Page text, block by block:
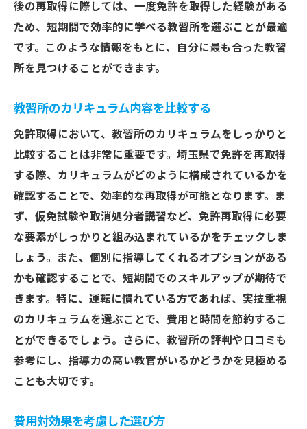
後の再取得に際しては、一度免許を取得した経験がある
ため、短期間で効率的に学べる教習所を選ぶことが最適
です。このような情報をもとに、自分に最も合った教習
所を見つけることができます。
教習所のカリキュラム内容を比較する
免許取得において、教習所のカリキュラムをしっかりと
比較することは非常に重要です。埼玉県で免許を再取得
する際、カリキュラムがどのように構成されているかを
確認することで、効率的な再取得が可能となります。ま
ず、仮免試験や取消処分者講習など、免許再取得に必要
な要素がしっかりと組み込まれているかをチェックしま
しょう。また、個別に指導してくれるオプションがある
かも確認することで、短期間でのスキルアップが期待で
きます。特に、運転に慣れている方であれば、実技重視
のカリキュラムを選ぶことで、費用と時間を節約するこ
とができるでしょう。さらに、教習所の評判や口コミも
参考にし、指導力の高い教官がいるかどうかを見極める
ことも大切です。
費用対効果を考慮した選び方